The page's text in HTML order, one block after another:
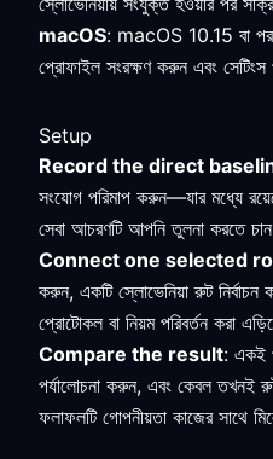
macOS: macOS 10.15 বা
প্রোফাইল সংরক্ষণ করুন এবং
Setup
Record the direct
সংযোগ পরিমাপ করুন—যার মধ্যে
সেবা আচরণটি আপনি তুলনা করতে
Connect one selected
করুন, একটি স্লোভেনিয়া রুট
প্রোটোকল বা নিয়ম পরিবর্তন করা
Compare the result: একই
পর্যালোচনা করুন, এবং কেবল তখনই
ফলাফলটি গোপনীয়তা কাজের সাথে